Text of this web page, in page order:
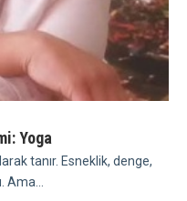
Yoga
tanır. Esneklik, denge,